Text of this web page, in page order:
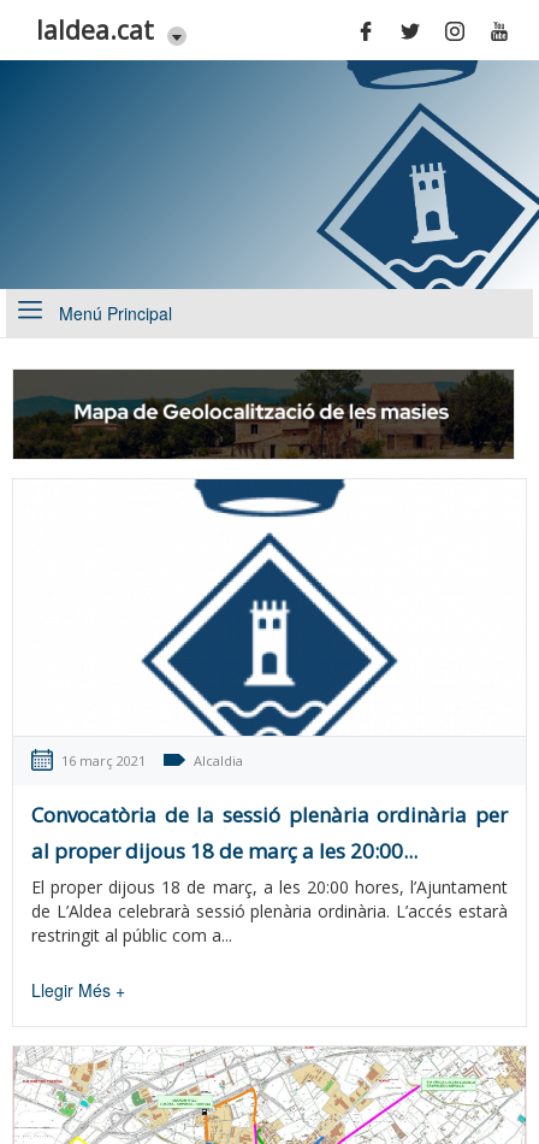
laldea.cat
Menú Principal
16 març 2021 Alcaldia
Convocatòria de la sessió plenària ordinària per
al proper dijous 18 de març a les 20:00...
El proper dijous 18 de març, a les 20:00 hores, l’Ajuntament
de L’Aldea celebrarà sessió plenària ordinària. L’accés estarà
restringit al públic com a...
Llegir Més +